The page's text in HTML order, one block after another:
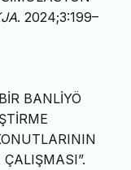
. 2024;3:199–
BANLİYÖ